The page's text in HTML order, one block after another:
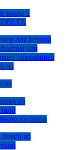
анкер с
для бетона
для
оснований
из
из
из
из стали
из